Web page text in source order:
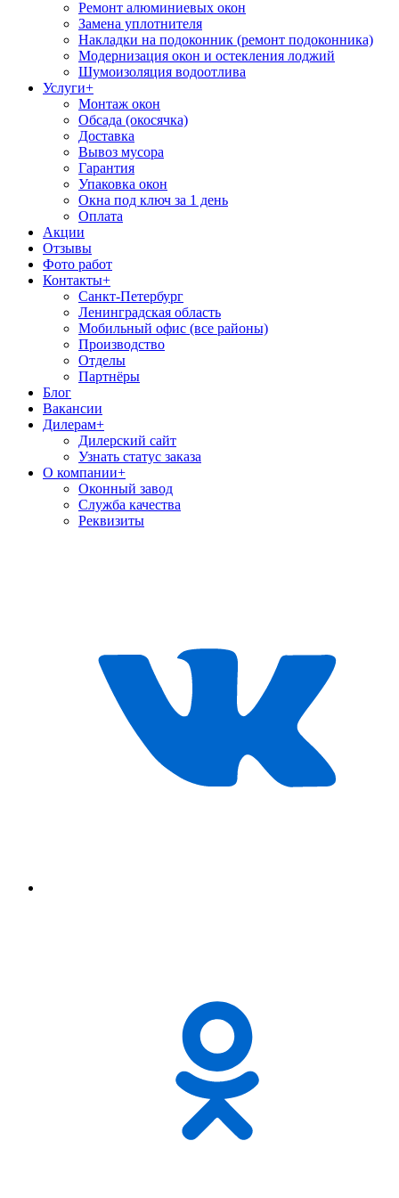
Ремонт алюминиевых окон
Замена уплотнителя
Накладки на подоконник (ремонт подоконника)
Модернизация окон и остекления лоджий
Шумоизоляция водоотлива
Услуги+
Монтаж окон
Обсада (окосячка)
Доставка
Вывоз мусора
Гарантия
Упаковка окон
Окна под ключ за 1 день
Оплата
Акции
Отзывы
Фото работ
Контакты+
Санкт-Петербург
Ленинградская область
Мобильный офис (все районы)
Производство
Отделы
Партнёры
Блог
Вакансии
Дилерам+
Дилерский сайт
Узнать статус заказа
О компании+
Оконный завод
Служба качества
Реквизиты